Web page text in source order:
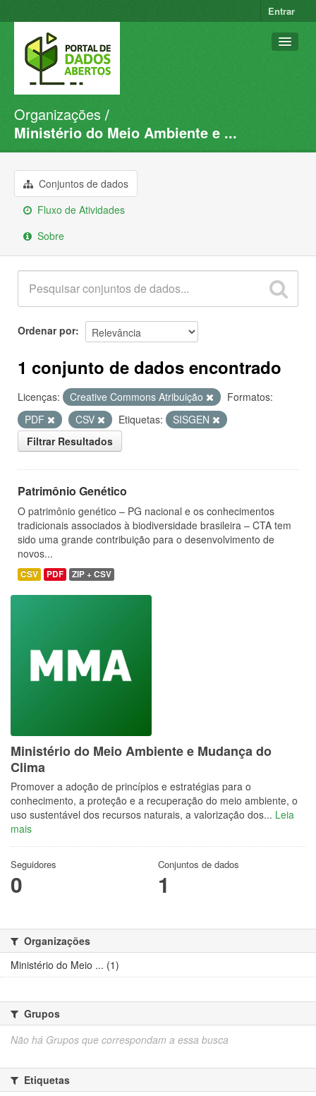
Entrar
Conjuntos de dados
Organizações
Sobre
Organizações
Ministério do Meio Ambiente e ...
Conjuntos de dados
Fluxo de Atividades
Sobre
Ordenar por
1 conjunto de dados encontrado
Licenças: Creative Commons Atribuição
Formatos:
PDF
CSV Etiquetas:
SISGEN
Filtrar Resultados
Patrimônio Genético
O patrimônio genético – PG nacional e os conhecimentos
tradicionais associados à biodiversidade brasileira – CTA tem
sido uma grande contribuição para o desenvolvimento de
novos...
CSV PDF ZIP + CSV
Ministério do Meio Ambiente e Mudança do
Clima
Promover a adoção de princípios e estratégias para o
conhecimento, a proteção e a recuperação do meio ambiente, o
uso sustentável dos recursos naturais, a valorização dos... Leia
mais
Seguidores
0
Conjuntos de dados
1
Organizações
Ministério do Meio ... (1)
Grupos
Não há Grupos que correspondam a essa busca
Etiquetas